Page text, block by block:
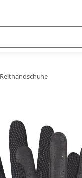
Reithandschuhe